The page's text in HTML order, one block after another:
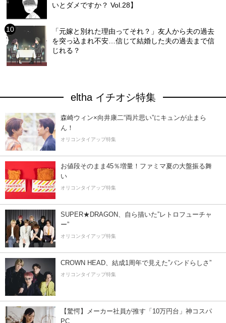
いとダメですか？ Vol.28】
「元嫁と別れた理由ってそれ？」友人から夫の過去
を突っ込まれ不安…信じて結婚した夫の過去まで信
じれる？
eltha イチオシ特集
森崎ウィン×向井康二“両片思い”にキュンが止まら
ん！
オリコンタイアップ特集
お値段そのまま45％増量！ファミマ夏の大盤振る舞
い
オリコンタイアップ特集
SUPER★DRAGON、自ら描いた”レトロフューチャ
ー”
オリコンタイアップ特集
CROWN HEAD、結成1周年で見えた”バンドらしさ”
オリコンタイアップ特集
【驚愕】メーカー社員が推す「10万円台」神コスパ
PC